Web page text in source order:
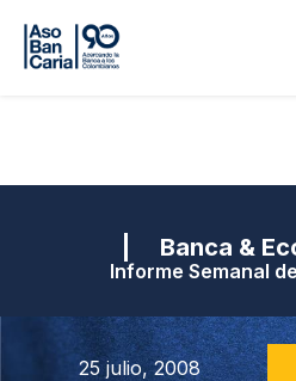
| Banca &
Informe Semanal
25 julio, 2008